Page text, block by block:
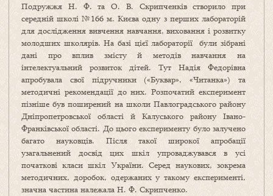
Подружжя Н. Ф. та О. В. Скрипченків створило при
середній школі №166 м. Києва одну з перших лабораторій
для дослідження вивчення навчання, виховання і розвитку
молодших школярів. На базі цієї лабораторії були зібрані
дані про вплив змісту й методів навчання на
інтелектуальний розвиток дітей. Тут Надія Федорівна
апробувала свої підручники («Буквар», «Читанка») та
методичні рекомендації до них. Розпочатий експеримент
пізніше був поширений на школи Павлоградського району
Дніпропетровської області й Калуського району Івано-
Франківської області. До цього експерименту було залучено
багато науковців. Після такої широкої апробації
узагальнений досвід цих шкіл упроваджувався в усі
початкові класи шкіл України. Серед наукових, зокрема
методичних, доробок, одержаних у такому експерименті,
значна частина належала Н. Ф. Скрипченко.